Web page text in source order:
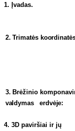
1. Įvadas.
2. Trimatės
3. Brėžinio
valdymas erdvėje:
4. 3D paviršiai ir jų